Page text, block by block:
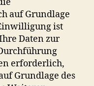
auf Grundlage
ist
Daten zur
erforderlich,
Grundlage des